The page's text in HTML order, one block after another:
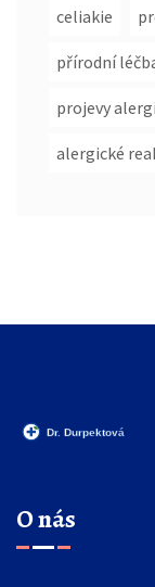
celiakie
přírodní
projevy
alergické
O nás